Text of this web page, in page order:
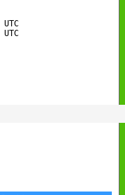
UTC
UTC